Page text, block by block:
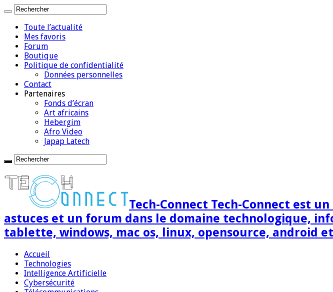
Toute l’actualité
Mes favoris
Forum
Boutique
Politique de confidentialité
Données personnelles
Contact
Partenaires
Fonds d’écran
Art africains
Hebergim
Afro Video
Japap Latech
Tech-Connect Tech-Connect est
astuces et un forum dans le domaine technologique,
tablette, windows, mac os, linux, opensource, android et
Accueil
Technologies
Intelligence Artificielle
Cybersécurité